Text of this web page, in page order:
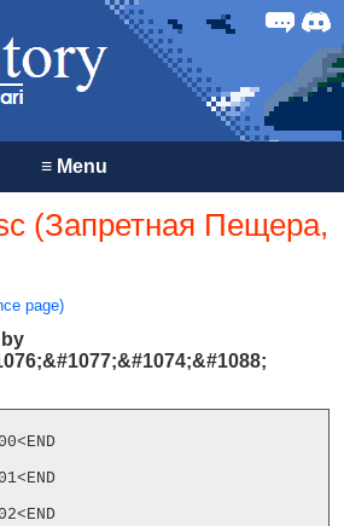
Forum
≡Menu
(Запретная Пещера,
page)